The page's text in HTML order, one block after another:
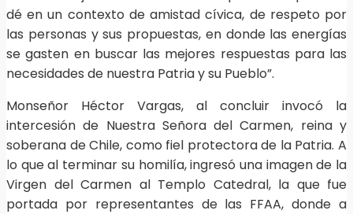
dé en un contexto de amistad cívica, de respeto por
las personas y sus propuestas, en donde las energías
se gasten en buscar las mejores respuestas para las
necesidades de nuestra Patria y su Pueblo”.
Monseñor Héctor Vargas, al concluir invocó la
intercesión de Nuestra Señora del Carmen, reina y
soberana de Chile, como fiel protectora de la Patria. A
lo que al terminar su homilía, ingresó una imagen de la
Virgen del Carmen al Templo Catedral, la que fue
portada por representantes de las FFAA, donde a